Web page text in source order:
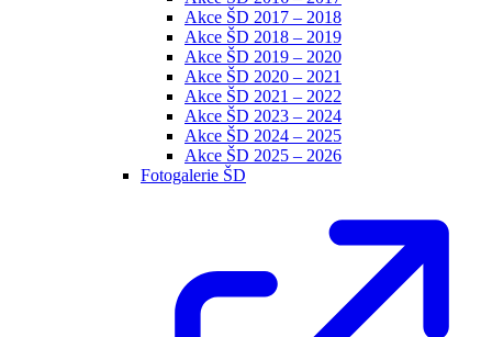
Akce ŠD 2017 – 2018
Akce ŠD 2018 – 2019
Akce ŠD 2019 – 2020
Akce ŠD 2020 – 2021
Akce ŠD 2021 – 2022
Akce ŠD 2023 – 2024
Akce ŠD 2024 – 2025
Akce ŠD 2025 – 2026
Fotogalerie ŠD